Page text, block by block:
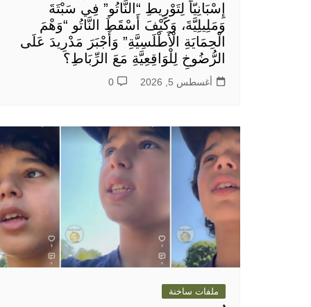
إِسْبَانِيّاً لِتَوْرِيطِ “النَّاتُو” فِي سَبْتَةَ
وَمَلِيلِيَّةَ، وَكَيْفَ أَسْقَطَ النَّاتُو “وَهْمَ
الْحِمَايَةِ الْأَطْلَسِيَّةِ” وَأَجْبَرَ مَدْرِيدَ عَلَى
الرُّضُوخِ لِلْوَاقِعِيَّةِ مَعَ الرِّبَاطِ؟
أغسطس 5, 2026 0
ملفات ساخنة